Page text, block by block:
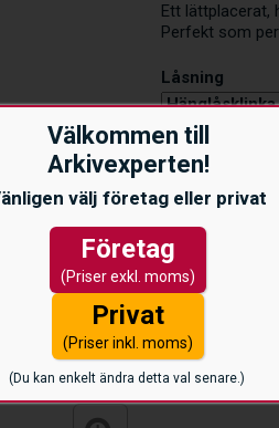
Välkommen till
Arkivexperten!
välj företag eller privat
Företag
(Priser exkl. moms)
Privat
(Priser inkl. moms)
(Du kan enkelt ändra detta val senare.)
Ett lättplacerat,
Perfekt som
Låsning
Artikelnummer: